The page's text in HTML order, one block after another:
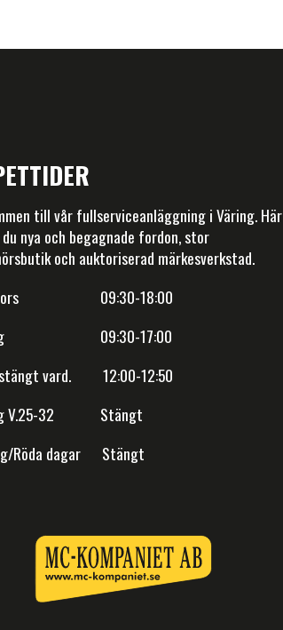
till vår fullserviceanläggning i Väring. Här
nya och begagnade fordon, stor
och auktoriserad märkesverkstad.
Tors 09:30-18:00
09:30-17:00
vard. 12:00-12:50
V.25-32 Stängt
Röda dagar Stängt